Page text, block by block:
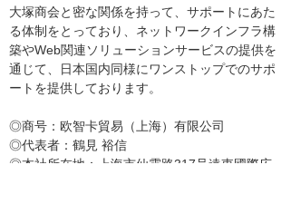
大塚商会と密な関係を持って、サポートにあた
る体制をとっており、ネットワークインフラ構
築やWeb関連ソリューションサービスの提供を
通じて、日本国内同様にワンストップでのサポ
ートを提供しております。
◎商号：欧智卡貿易（上海）有限公司
◎代表者：鶴見 裕信
◎本社所在地：上海市仙霞路317号遠東國際広